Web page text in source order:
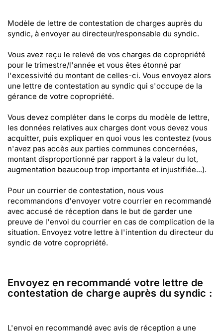
Modèle de lettre de contestation de charges auprès du
syndic, à envoyer au directeur/responsable du syndic.
Vous avez reçu le relevé de vos charges de copropriété
pour le trimestre/l'année et vous êtes étonné par
l'excessivité du montant de celles-ci. Vous envoyez alors
une lettre de contestation au syndic qui s'occupe de la
gérance de votre copropriété.
Vous devez compléter dans le corps du modèle de lettre,
les données relatives aux charges dont vous devez vous
acquitter, puis expliquer en quoi vous les contestez (vous
n'avez pas accès aux parties communes concernées,
montant disproportionné par rapport à la valeur du lot,
augmentation beaucoup trop importante et injustifiée...).
Pour un courrier de contestation, nous vous
recommandons d'envoyer votre courrier en recommandé
avec accusé de réception dans le but de garder une
preuve de l'envoi du courrier en cas de complication de la
situation. Envoyez votre lettre à l'intention du directeur du
syndic de votre copropriété.
Envoyez en recommandé votre lettre de
contestation de charge auprès du syndic :
L'envoi en recommandé avec avis de réception a une